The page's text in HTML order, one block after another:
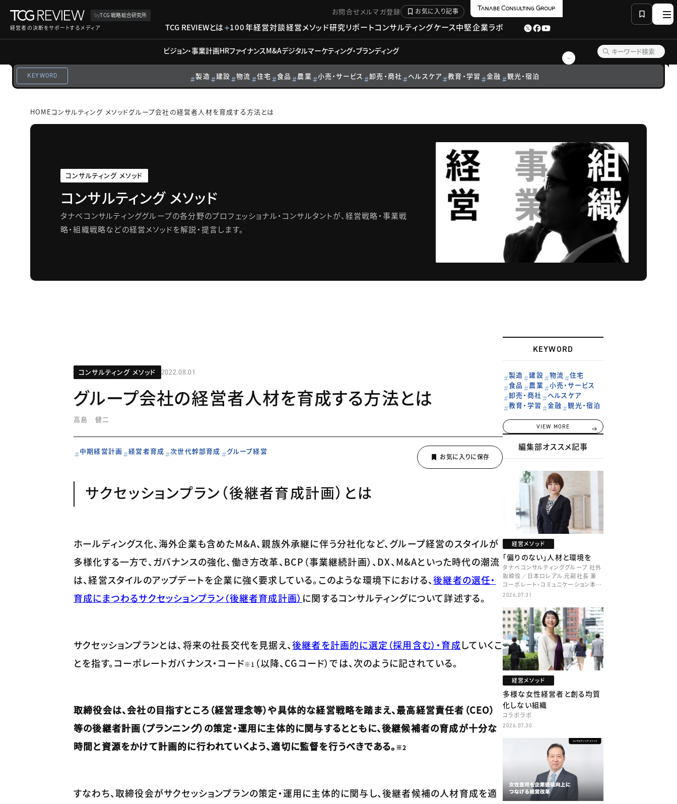
byTCG 戦略総合研究所
経営者の決断をサポートするメディア
お問合せメルマガ登録 お気に入り記事
TCG REVIEWとは 100年経営対談経営メソッド研究リポートコンサルティングケース中堅企業ラボ
ビジョン・事業計画HRファイナンスM&Aデジタルマーケティング・ブランディング
KEYWORD 製造 建設 物流 住宅 食品 農業 小売・サービス 卸売・商社 ヘルスケア 教育・学習 金融 観光・宿泊
HOMEコンサルティング メソッドグループ会社の経営者人材を育成する方法とは
コンサルティング メソッド
コンサルティング メソッド
タナベコンサルティンググループの各分野のプロフェッショナル・コンサルタントが、経営戦略・事業戦
略・組織戦略などの経営メソッドを解説・提言します。
コンサルティング メソッド 2022.08.01
グループ会社の経営者人材を育成する方法とは
高島 健二
中期経営計画 経営者育成 次世代幹部育成 グループ経営
サクセッションプラン（後継者育成計画）とは
ホールディングス化、海外企業も含めたM&A、親族外承継に伴う分社化など、グループ経営のスタイルが
多様化する一方で、ガバナンスの強化、働き方改革、BCP（事業継続計画）、DX、M&Aといった時代の潮流
は、経営スタイルのアップデートを企業に強く要求している。このような環境下における、後継者の選任・
育成にまつわるサクセッションプラン（後継者育成計画） に関するコンサルティングについて詳述する。
サクセッションプランとは、将来の社長交代を見据え、後継者を計画的に選定（採用含む）・育成していくこ
とを指す。コーポレートガバナンス・コード※1 （以降、CGコード）では、次のように記されている。
取締役会は、会社の目指すところ（経営理念等）や具体的な経営戦略を踏まえ、最高経営責任者（CEO）
等の後継者計画（プランニング）の策定・運用に主体的に関与するとともに、後継候補者の育成が十分な
時間と資源をかけて計画的に行われていくよう、適切に監督を行うべきである。 ※2
すなわち、取締役会がサクセッションプランの策定・運用に主体的に関与し、後継者候補の人材育成を適
KEYWORD
製造 建設 物流
住宅
食品
農業
小売・サービス
卸売・商社
ヘルスケア
教育・学習
金融 観光・宿泊
VIEW MORE
編集部オススメ記事
経営メソッド
「偏りのない」人材と環境を
タナベコンサルティンググループ 社外
取締役／日本ロレアル 元副社長 兼
コーポレート・コミュニケーション本部
本部長／キャリアコンサルタント 井村
2026.07.31
経営メソッド
多様な女性経営者と創る均質
化しない組織
コラボラボ
2026.07.30